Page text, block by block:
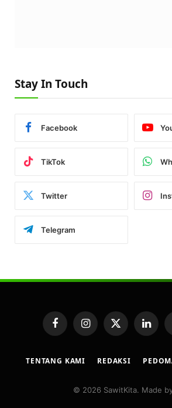
Stay In Touch
Facebook
TikTok
Twitter
Telegram
FacebookInstagram
X
TENTANG KAMI REDAKSI
© 2026 SawitKita. Made